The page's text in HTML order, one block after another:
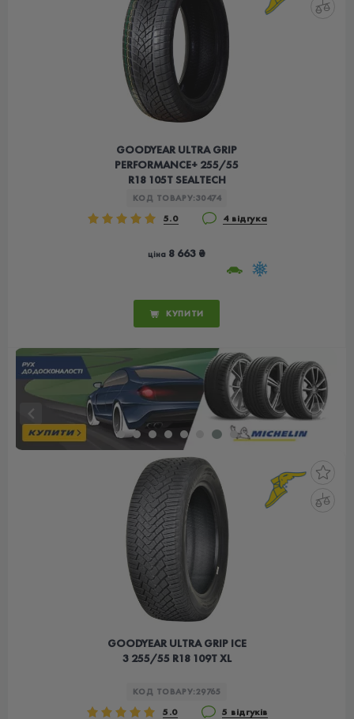
GOODYEAR ULTRA GRIP
PERFORMANCE+ 255/55
R18 105T SEALTECH
КОД ТОВАРУ:30474
5.0 4 відгука
ціна 8 663 ₴
КУПИТИ
GOODYEAR ULTRA GRIP ICE
3 255/55 R18 109T XL
КОД ТОВАРУ:29765
5.0 5 відгуків